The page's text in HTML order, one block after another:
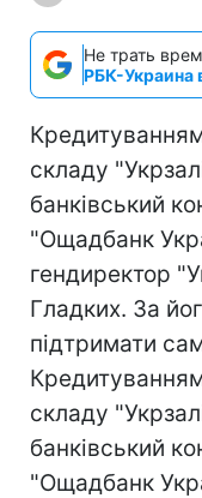
Не трать
РБК-Украина
складу
банківський
"Ощадбанк
гендиректор
Гладких. За
підтримати
складу
банківський
"Ощадбанк